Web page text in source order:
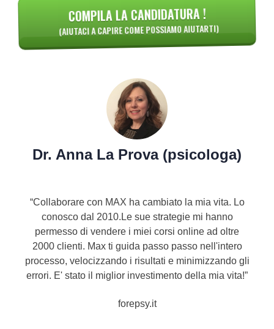
COMPILA LA CANDIDATURA !
(AIUTACI A CAPIRE COME POSSIAMO AIUTARTI)
Dr. Anna La Prova (psicologa)
“Collaborare con MAX ha cambiato la mia vita. Lo
conosco dal 2010.Le sue strategie mi hanno
permesso di vendere i miei corsi online ad oltre
2000 clienti. Max ti guida passo passo nell'intero
processo, velocizzando i risultati e minimizzando gli
errori. E' stato il miglior investimento della mia vita!”
forepsy.it